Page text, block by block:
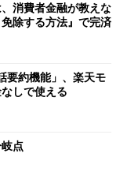
消費者金融が教えな
除する方法』で完済
約機能」、楽天モ
しで使える
岐点